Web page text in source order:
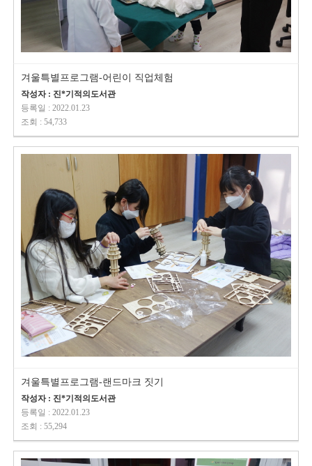
겨울특별프로그램-어린이 직업체험
작성자 : 진*기적의도서관
등록일 : 2022.01.23
조회 : 54,733
겨울특별프로그램-랜드마크 짓기
작성자 : 진*기적의도서관
등록일 : 2022.01.23
조회 : 55,294